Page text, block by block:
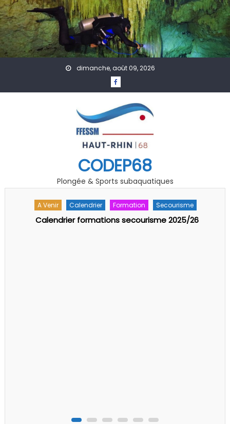
Skip to content
dimanche, août 09, 2026
CODEP68
Plongée & Sports subaquatiques
A Venir Actualités Formation Technique
Séminaire Pédago-Technique